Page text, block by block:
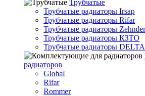
Трубчатые
Трубчатые радиаторы Irsap
Трубчатые радиаторы Rifar
Трубчатые радиаторы Zehnder
Трубчатые радиаторы КЗТО
Трубчатые радиаторы DELTA
радиаторов
Global
Rifar
Rommer